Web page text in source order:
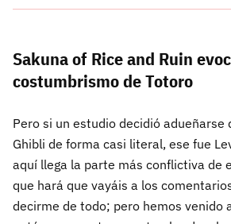
Sakuna of Rice and Ruin
costumbrismo de Totoro
Pero si un estudio decidió adueñarse
Ghibli de forma casi literal, ese fue
aquí llega la parte más conflictiva de
que hará que vayáis a los
decirme de todo; pero hemos venido